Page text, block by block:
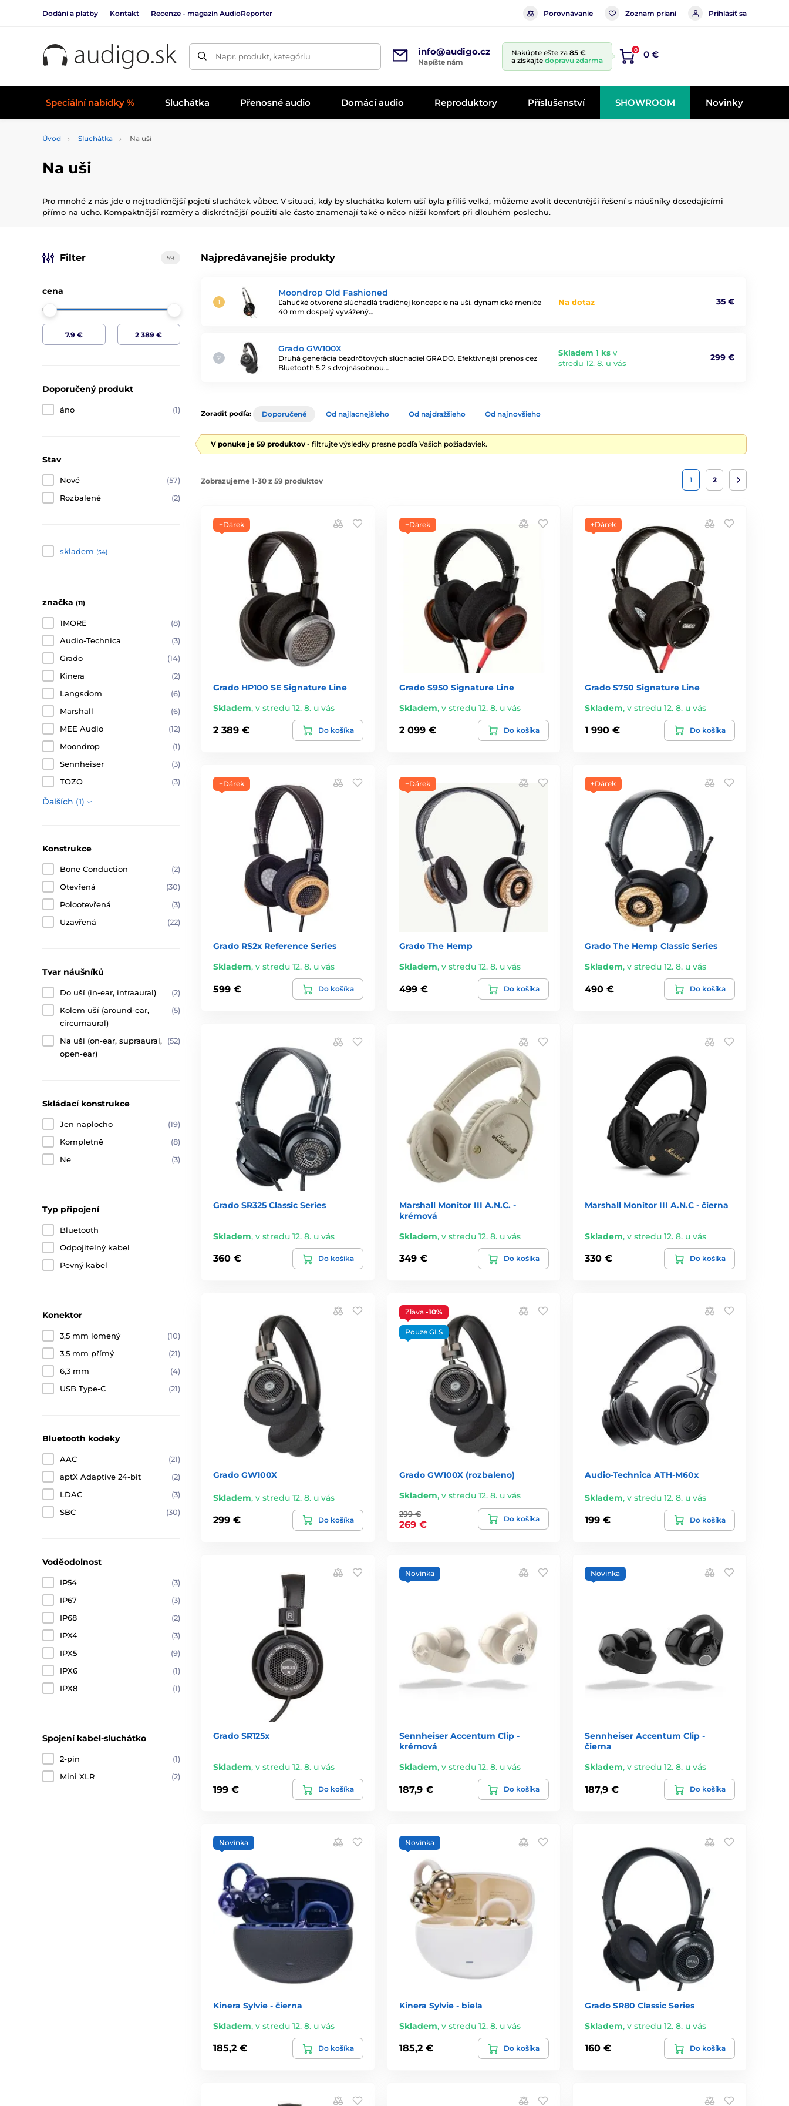
Dodání a platby Kontakt Recenze - magazín AudioReporter Porovnávanie Zoznam prianí Prihlásiť sa
Napr. produkt, kategóriu info@audigo.cz
Napíšte nám
Nakúpte ešte za 85 €
a získajte dopravu zdarma
0 0 €
Speciální nabídky % Sluchátka Přenosné audio Domácí audio Reproduktory Příslušenství SHOWROOM Novinky
Úvod Sluchátka Na uši
Na uši
Pro mnohé z nás jde o nejtradičnější pojetí sluchátek vůbec. V situaci, kdy by sluchátka kolem uší byla příliš velká, můžeme zvolit decentnější řešení s náušníky dosedajícími
přímo na ucho. Kompaktnější rozměry a diskrétnější použití ale často znamenají také o něco nižší komfort při dlouhém poslechu.
Najpredávanejšie produkty
Moondrop Old Fashioned
Ľahučké otvorené slúchadlá tradičnej koncepcie na uši. dynamické meniče
40 mm dospelý vyvážený…
Na dotaz 35 €
Grado GW100X
Druhá generácia bezdrôtových slúchadiel GRADO. Efektívnejší prenos cez
Bluetooth 5.2 s dvojnásobnou…
Skladem 1 ks v
stredu 12. 8. u vás
299 €
Filter 59
cena
Doporučený produkt
áno (1)
Stav
Nové
(57)
Rozbalené
(2)
skladem (54)
značka (11)
1MORE
(8)
Audio-Technica
(3)
Grado
(14)
Kinera
(2)
Langsdom
(6)
Marshall
(6)
MEE Audio
(12)
Moondrop
(1)
Sennheiser
(3)
TOZO
(3)
Ďalších (1)
Konstrukce
Bone Conduction
(2)
Otevřená
(30)
Polootevřená
(3)
Uzavřená
(22)
Tvar náušníků
Do uší (in-ear, intraaural)
(2)
Kolem uší (around-ear,
circumaural)
(5)
Na uši (on-ear, supraaural,
open-ear)
(52)
Skládací konstrukce
Jen naplocho
(19)
Kompletně
(8)
Ne
(3)
Typ připojení
Bluetooth
Odpojitelný kabel
Pevný kabel
Konektor
3,5 mm lomený
(10)
3,5 mm přímý
(21)
6,3 mm
(4)
USB Type-C
(21)
Bluetooth kodeky
AAC
(21)
aptX Adaptive 24-bit
(2)
LDAC
(3)
SBC
(30)
Voděodolnost
IP54
(3)
IP67
(3)
IP68
(2)
IPX4
(3)
IPX5
(9)
IPX6
(1)
IPX8
(1)
Spojení kabel-sluchátko
2-pin
(1)
Mini XLR
(2)
Zoradiť podľa: Doporučené Od najlacnejšieho Od najdražšieho Od najnovšieho
V ponuke je 59 produktov - filtrujte výsledky presne podľa Vašich požiadaviek.
Zobrazujeme 1-30 z 59 produktov 1 2
+Dárek
Grado HP100 SE Signature Line
Skladem, v stredu 12. 8. u vás
2 389 € Do košíka
+Dárek
Grado S950 Signature Line
Skladem, v stredu 12. 8. u vás
2 099 € Do košíka
+Dárek
Grado S750 Signature Line
Skladem,v stredu 12. 8. u vás
1 990 € Do košíka
+Dárek
Grado RS2x Reference Series
Skladem, v stredu 12. 8. u vás
599 € Do košíka
+Dárek
Grado The Hemp
Skladem, v stredu 12. 8. u vás
499 € Do košíka
+Dárek
Grado The Hemp Classic Series
Skladem,v stredu 12. 8. u vás
490 € Do košíka
Grado SR325 Classic Series
Skladem, v stredu 12. 8. u vás
360 € Do košíka
Marshall Monitor III A.N.C. -
krémová
Skladem, v stredu 12. 8. u vás
349 € Do košíka
Marshall Monitor III A.N.C - čierna
Skladem,v stredu 12. 8. u vás
330 € Do košíka
Grado GW100X
Skladem, v stredu 12. 8. u vás
299 € Do košíka
Zľava -10%
Pouze GLS
Grado GW100X (rozbaleno)
Skladem, v stredu 12. 8. u vás
299 €
269 €
Do košíka
Audio-Technica ATH-M60x
Skladem,v stredu 12. 8. u vás
199 € Do košíka
Grado SR125x
Skladem, v stredu 12. 8. u vás
199 € Do košíka
Novinka
Sennheiser Accentum Clip -
krémová
Skladem, v stredu 12. 8. u vás
187,9 € Do košíka
Novinka
Sennheiser Accentum Clip -
čierna
Skladem,v stredu 12. 8. u vás
187,9 € Do košíka
Novinka
Kinera Sylvie - čierna
Skladem, v stredu 12. 8. u vás
185,2 € Do košíka
Novinka
Kinera Sylvie - biela
Skladem, v stredu 12. 8. u vás
185,2 € Do košíka
Grado SR80 Classic Series
Skladem,v stredu 12. 8. u vás
160 € Do košíka